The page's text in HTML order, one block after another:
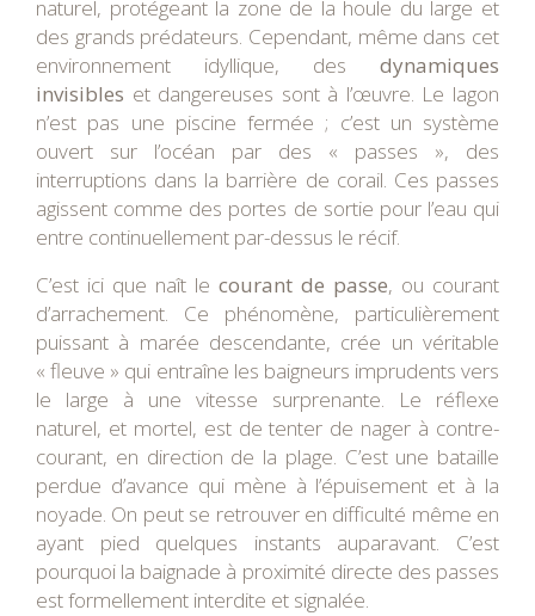
naturel, protégeant la zone de la houle du large et
des grands prédateurs. Cependant, même dans cet
environnement idyllique, des dynamiques
invisibles et dangereuses sont à l’œuvre. Le lagon
n’est pas une piscine fermée ; c’est un système
ouvert sur l’océan par des « passes », des
interruptions dans la barrière de corail. Ces passes
agissent comme des portes de sortie pour l’eau qui
entre continuellement par-dessus le récif.
C’est ici que naît le courant de passe, ou courant
d’arrachement. Ce phénomène, particulièrement
puissant à marée descendante, crée un véritable
« fleuve » qui entraîne les baigneurs imprudents vers
le large à une vitesse surprenante. Le réflexe
naturel, et mortel, est de tenter de nager à contre-
courant, en direction de la plage. C’est une bataille
perdue d’avance qui mène à l’épuisement et à la
noyade. On peut se retrouver en difficulté même en
ayant pied quelques instants auparavant. C’est
pourquoi la baignade à proximité directe des passes
est formellement interdite et signalée.